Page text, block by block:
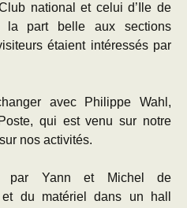
national et celui d’Ile de
la part belle aux sections
étaient intéressés par
avec Philippe Wahl,
qui est venu sur notre
nos activités.
par Yann et Michel de
et du matériel dans un hall